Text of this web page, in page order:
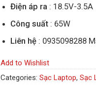
Điện áp ra: 18.5V-3.5A
Công suất: 65W
Liên hệ: 0935098288
Add to Wishlist
Categories: Sạc Laptop, Sạc